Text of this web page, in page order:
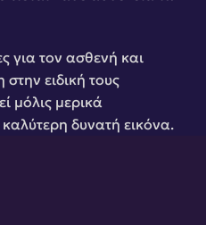
για τον ασθενή και
στην ειδική τους
μόλις μερικά
καλύτερη δυνατή εικόνα.